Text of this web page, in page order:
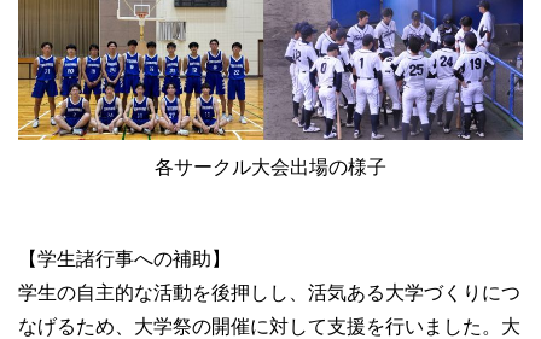
各サークル大会出場の様子
【学生諸行事への補助】
学生の自主的な活動を後押しし、活気ある大学づくりにつ
なげるため、大学祭の開催に対して支援を行いました。大